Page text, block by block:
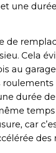
une
de
Cela
au
durée
car
des